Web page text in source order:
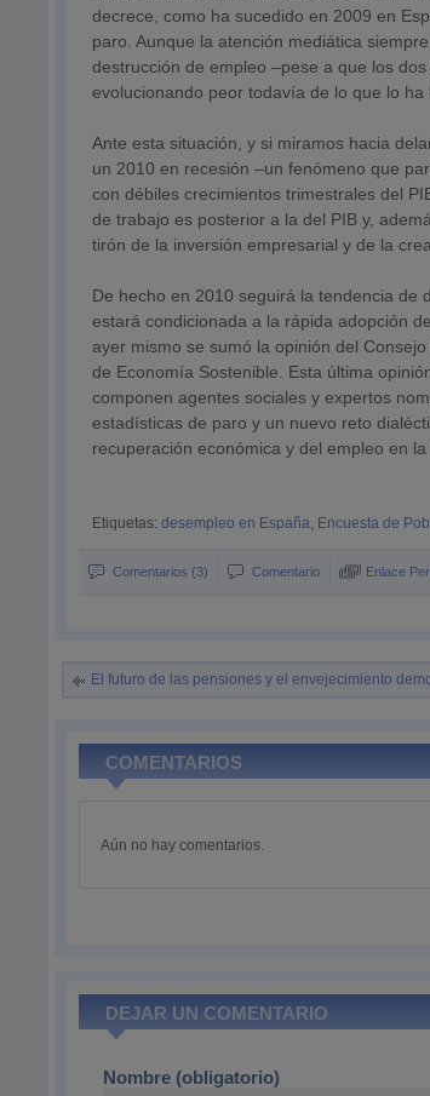
decrece, como ha sucedido en 2009 en
paro. Aunque la atención mediática
destrucción de empleo –pese a que los
evolucionando peor todavía de lo que lo ha
Ante esta situación, y si miramos hacia
un 2010 en recesión –un fenómeno que
con débiles crecimientos trimestrales del
de trabajo es posterior a la del PIB y,
tirón de la inversión empresarial y de la
De hecho en 2010 seguirá la tendencia de
estará condicionada a la rápida adopción
ayer mismo se sumó la opinión del
de Economía Sostenible. Esta última
componen agentes sociales y expertos
estadísticas de paro y un nuevo reto
recuperación económica y del empleo en la
Etiquetas:desempleo en España, Encuesta de
Comentarios (3) Comentario Enlace
El futuro de las pensiones y el envejecimiento
COMENTARIOS
Aún no hay comentarios.
DEJAR UN COMENTARIO
Nombre (obligatorio)